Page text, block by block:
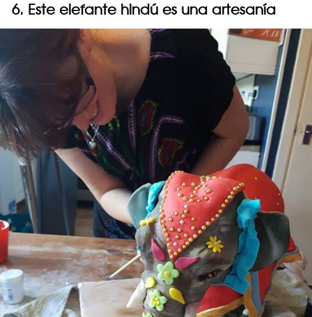
6. Este elefante hindú es una artesanía